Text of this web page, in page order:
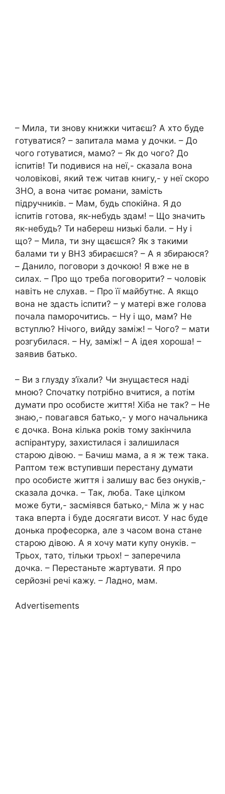
– Мила, ти знову книжки читаєш? А хто буде
готуватися? – запитала мама у дочки. – До
чого готуватися, мамо? – Як до чого? До
іспитів! Ти подивися на неї,- сказала вона
чоловікові, який теж читав книгу,- у неї скоро
ЗНО, а вона читає романи, замість
підручників. – Мам, будь спокійна. Я до
іспитів готова, як-небудь здам! – Що значить
як-небудь? Ти набереш низькі бали. – Ну і
що? – Мила, ти зну щаєшся? Як з такими
балами ти у ВНЗ збираєшся? – А я збираюся?
– Данило, поговори з дочкою! Я вже не в
силах. – Про що треба поговорити? – чоловік
навіть не слухав. – Про її майбутнє. А якщо
вона не здасть іспити? – у матері вже голова
почала паморочитись. – Ну і що, мам? Не
вступлю? Нічого, вийду заміж! – Чого? – мати
розгубилася. – Ну, заміж! – А ідея хороша! –
заявив батько.
– Ви з глузду з’їхали? Чи знущаєтеся наді
мною? Спочатку потрібно вчитися, а потім
думати про особисте життя! Хіба не так? – Не
знаю,- повагався батько,- у мого начальника
є дочка. Вона кілька років тому закінчила
аспірантуру, захистилася і залишилася
старою дівою. – Бачиш мама, а я ж теж така.
Раптом теж вступивши перестану думати
про особисте життя і залишу вас без онуків,-
сказала дочка. – Так, люба. Таке цілком
може бути,- засміявся батько,- Міла ж у нас
така вперта і буде досягати висот. У нас буде
донька професорка, але з часом вона стане
старою дівою. А я хочу мати купу онуків. –
Трьох, тато, тільки трьох! – заперечила
дочка. – Перестаньте жартувати. Я про
серйозні речі кажу. – Ладно, мам.
Advertisements